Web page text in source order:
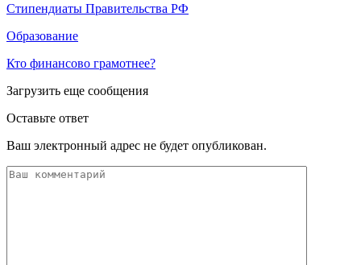
Стипендиаты Правительства РФ
Образование
Кто финансово грамотнее?
Загрузить еще сообщения
Оставьте ответ
Ваш электронный адрес не будет опубликован.